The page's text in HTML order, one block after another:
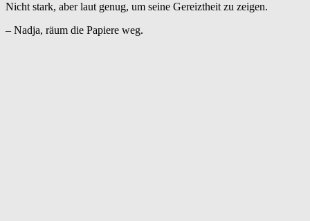
Nicht stark, aber laut genug, um seine Gereiztheit zu zeigen.
– Nadja, räum die Papiere weg.